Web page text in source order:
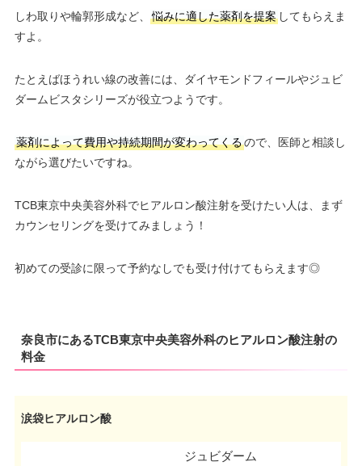
しわ取りや輪郭形成など、 悩みに適した薬剤を提案してもらえま
すよ。
たとえばほうれい線の改善には、ダイヤモンドフィールやジュビ
ダームビスタシリーズが役立つようです。
薬剤によって費用や持続期間が変わってくるので、医師と相談し
ながら選びたいですね。
TCB東京中央美容外科でヒアルロン酸注射を受けたい人は、まず
カウンセリングを受けてみましょう！
初めての受診に限って予約なしでも受け付けてもらえます◎
奈良市にあるTCB東京中央美容外科のヒアルロン酸注射の
料金
涙袋ヒアルロン酸
ジュビダーム